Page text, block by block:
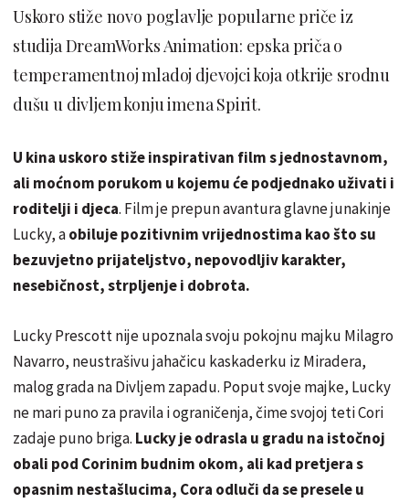
Uskoro stiže novo poglavlje popularne priče iz
studija DreamWorks Animation: epska priča o
temperamentnoj mladoj djevojci koja otkrije srodnu
dušu u divljem konju imena Spirit.
U kina uskoro stiže inspirativan film s jednostavnom,
ali moćnom porukom u kojemu će podjednako uživati i
roditelji i djeca. Film je prepun avantura glavne junakinje
Lucky, aobiluje pozitivnim vrijednostima kao što su
bezuvjetno prijateljstvo, nepovodljiv karakter,
nesebičnost, strpljenje i dobrota.
Lucky Prescott nije upoznala svoju pokojnu majku Milagro
Navarro, neustrašivu jahačicu kaskaderku iz Miradera,
malog grada na Divljem zapadu. Poput svoje majke, Lucky
ne mari puno za pravila i ograničenja, čime svojoj teti Cori
zadaje puno briga. Lucky je odrasla u gradu na istočnoj
obali pod Corinim budnim okom, ali kad pretjera s
opasnim nestašlucima, Cora odluči da se presele u